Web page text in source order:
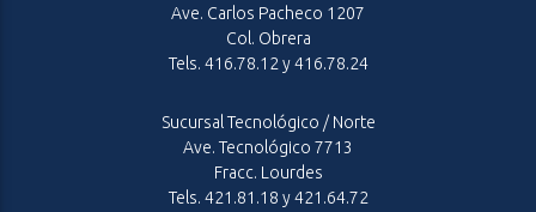
Ave. Carlos Pacheco 1207
Col. Obrera
Tels. 416.78.12 y 416.78.24
Sucursal Tecnológico / Norte
Ave. Tecnológico 7713
Fracc. Lourdes
Tels. 421.81.18 y 421.64.72